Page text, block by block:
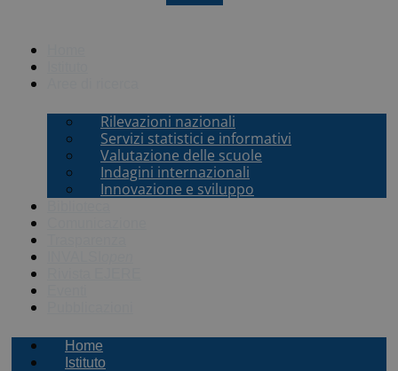
Rilevazioni nazionali
Servizi statistici e informativi
Valutazione delle scuole
Indagini internazionali
Innovazione e sviluppo
Home
Istituto